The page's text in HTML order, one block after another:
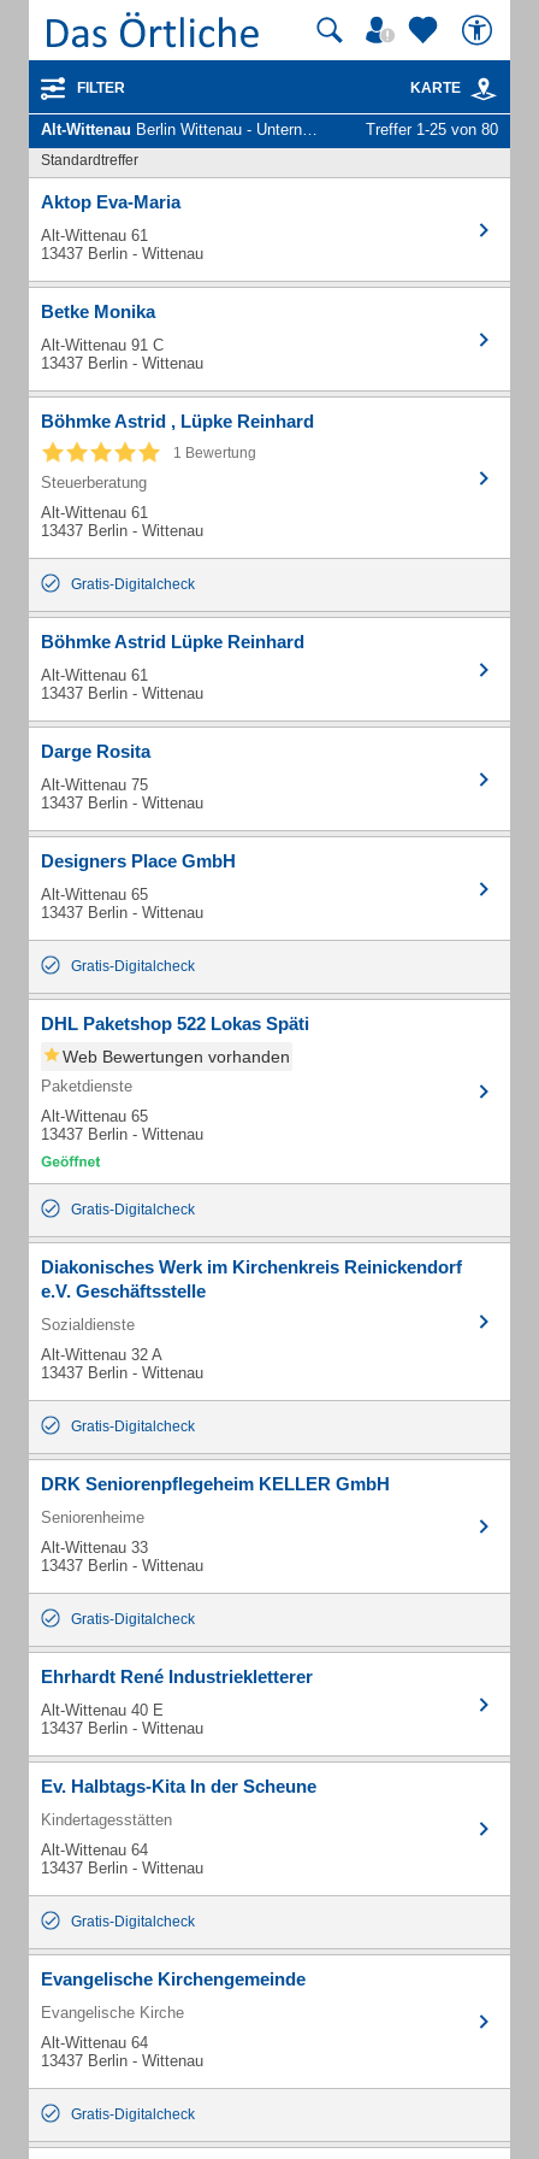
FILTER KARTE
Alt-Wittenau Berlin Wittenau - Unternehmen und Personen Treffer 1-25 von 80
Standardtreffer
Aktop Eva-Maria
Alt-Wittenau 61
13437 Berlin - Wittenau
Betke Monika
Alt-Wittenau 91 C
13437 Berlin - Wittenau
Böhmke Astrid , Lüpke Reinhard
1 Bewertung
Steuerberatung
Alt-Wittenau 61
13437 Berlin - Wittenau
Gratis-Digitalcheck
Böhmke Astrid Lüpke Reinhard
Alt-Wittenau 61
13437 Berlin - Wittenau
Darge Rosita
Alt-Wittenau 75
13437 Berlin - Wittenau
Designers Place GmbH
Alt-Wittenau 65
13437 Berlin - Wittenau
Gratis-Digitalcheck
DHL Paketshop 522 Lokas Späti
Web Bewertungen vorhanden
Paketdienste
Alt-Wittenau 65
13437 Berlin - Wittenau
Gratis-Digitalcheck
Diakonisches Werk im Kirchenkreis Reinickendorf
e.V. Geschäftsstelle
Sozialdienste
Alt-Wittenau 32 A
13437 Berlin - Wittenau
Gratis-Digitalcheck
DRK Seniorenpflegeheim KELLER GmbH
Seniorenheime
Alt-Wittenau 33
13437 Berlin - Wittenau
Gratis-Digitalcheck
Ehrhardt René Industriekletterer
Alt-Wittenau 40 E
13437 Berlin - Wittenau
Ev. Halbtags-Kita In der Scheune
Kindertagesstätten
Alt-Wittenau 64
13437 Berlin - Wittenau
Gratis-Digitalcheck
Evangelische Kirchengemeinde
Evangelische Kirche
Alt-Wittenau 64
13437 Berlin - Wittenau
Gratis-Digitalcheck